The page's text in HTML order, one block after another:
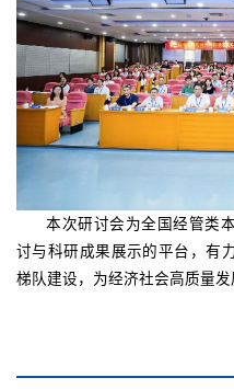
本次研讨会为全国经管类
讨与科研成果展示的平台，有
梯队建设，为经济社会高质量发